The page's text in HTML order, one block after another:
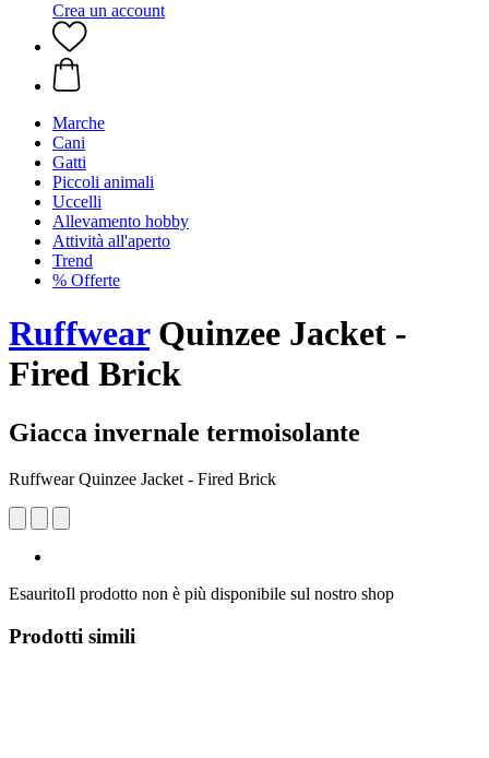
Crea un account
Marche
Cani
Gatti
Piccoli animali
Uccelli
Allevamento hobby
Attività all'aperto
Trend
% Offerte
RuffwearQuinzee Jacket -
Fired Brick
Giacca invernale termoisolante
Ruffwear Quinzee Jacket - Fired Brick
EsauritoIl prodotto non è più disponibile sul nostro shop
Prodotti simili